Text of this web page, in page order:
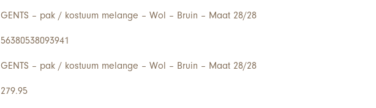
GENTS – pak / kostuum melange – Wol – Bruin – Maat 28/28
56380538093941
GENTS – pak / kostuum melange – Wol – Bruin – Maat 28/28
279.95